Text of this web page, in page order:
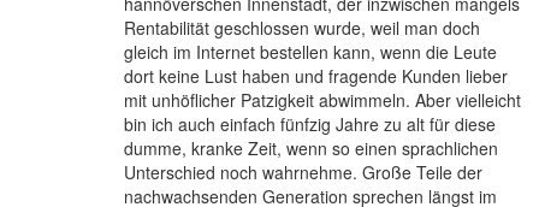
Rentabilität geschlossen wurde, weil man doch
gleich im Internet bestellen kann, wenn die Leute
dort keine Lust haben und fragende Kunden lieber
mit unhöflicher Patzigkeit abwimmeln. Aber vielleicht
bin ich auch einfach fünfzig Jahre zu alt für diese
dumme, kranke Zeit, wenn so einen sprachlichen
Unterschied noch wahrnehme. Große Teile der
nachwachsenden Generation sprechen längst im